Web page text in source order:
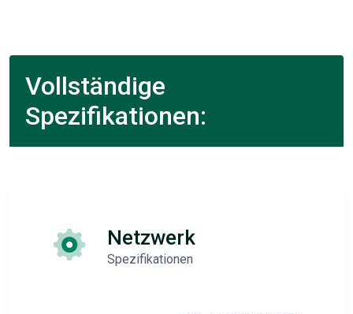
Vollständige
Spezifikationen:
Netzwerk
Spezifikationen